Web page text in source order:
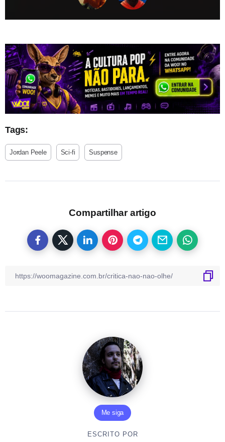
Tags:
Jordan Peele Sci-fi Suspense
Compartilhar artigo
Me siga
ESCRITO POR